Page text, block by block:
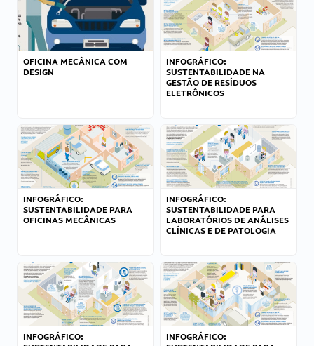
OFICINA MECÂNICA COM
DESIGN
INFOGRÁFICO:
SUSTENTABILIDADE NA
GESTÃO DE RESÍDUOS
ELETRÔNICOS
INFOGRÁFICO:
SUSTENTABILIDADE PARA
OFICINAS MECÂNICAS
INFOGRÁFICO:
SUSTENTABILIDADE PARA
LABORATÓRIOS DE ANÁLISES
CLÍNICAS E DE PATOLOGIA
INFOGRÁFICO:
INFOGRÁFICO: